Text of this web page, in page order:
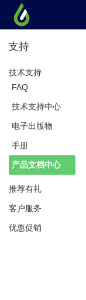
支持
技术支持
FAQ
技术支持中心
电子出版物
手册
产品文档中心
推荐有礼
客户服务
优惠促销